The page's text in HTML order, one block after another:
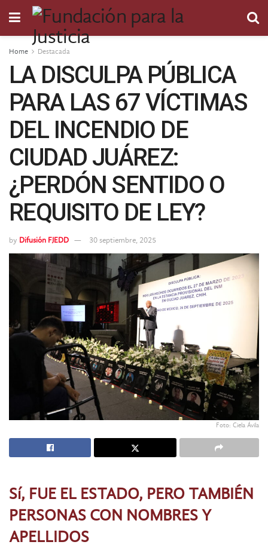
Home Destacada
LA DISCULPA PÚBLICA
PARA LAS 67 VÍCTIMAS
DEL INCENDIO DE
CIUDAD JUÁREZ:
¿PERDÓN SENTIDO O
REQUISITO DE LEY?
by Difusión FJEDD 30 septiembre, 2025
Foto: Ciela Ávila
Sí, FUE EL ESTADO, PERO TAMBIÉN
PERSONAS CON NOMBRES Y
APELLIDOS